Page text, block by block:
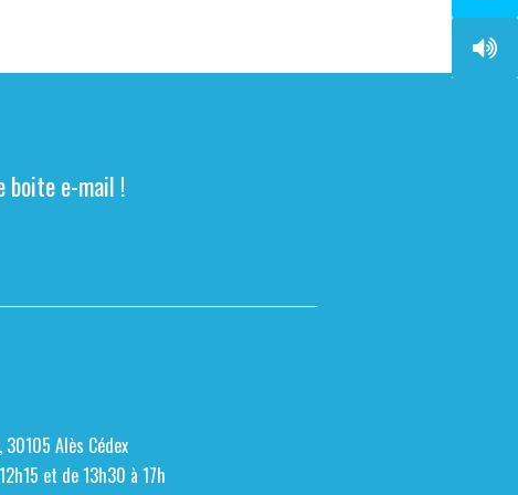
boite e-mail !
Alès Cédex
et de 13h30 à 17h